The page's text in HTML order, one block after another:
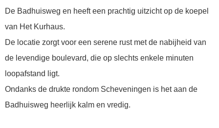
De Badhuisweg en heeft een prachtig uitzicht op de koepel
van Het Kurhaus.
De locatie zorgt voor een serene rust met de nabijheid van
de levendige boulevard, die op slechts enkele minuten
loopafstand ligt.
Ondanks de drukte rondom Scheveningen is het aan de
Badhuisweg heerlijk kalm en vredig.